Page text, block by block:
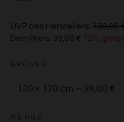
UVP des Herstellers: 139,00
Dein Preis: 39,00 € 72%
GRÖSSE
MENGE